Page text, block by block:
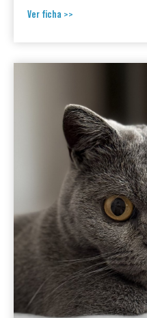
Ver ficha >>